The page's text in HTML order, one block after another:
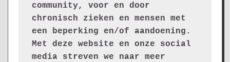
community, voor en door
chronisch zieken en mensen met
een beperking en/of aandoening.
Met deze website en onze social
media streven we naar meer